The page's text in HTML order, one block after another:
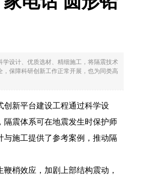
设计、优质选材、精细施工，将隔震技术
保障科研创新工作正常开展，也为同类高
创新平台建设工程通过科学设
震体系可在地震发生时保护师
施工提供了参考案例，推动隔
梢效应，加剧上部结构震动，